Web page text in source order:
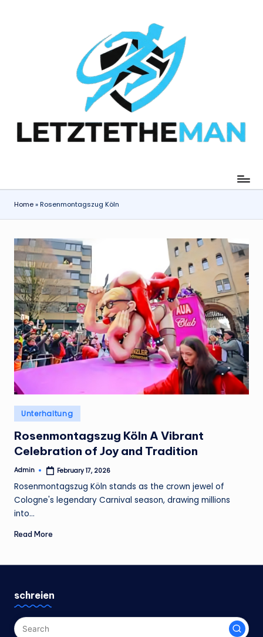
Home»Rosenmontagszug Köln
Posted
in
Unterhaltung
Rosenmontagszug Köln A Vibrant
Celebration of Joy and Tradition
Posted
Admin February 17, 2026
Rosenmontagszug Köln stands as the crown jewel of
Cologne's legendary Carnival season, drawing millions
into…
Read More
schreien